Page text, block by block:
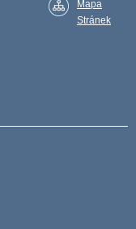
Mapa
Stránek